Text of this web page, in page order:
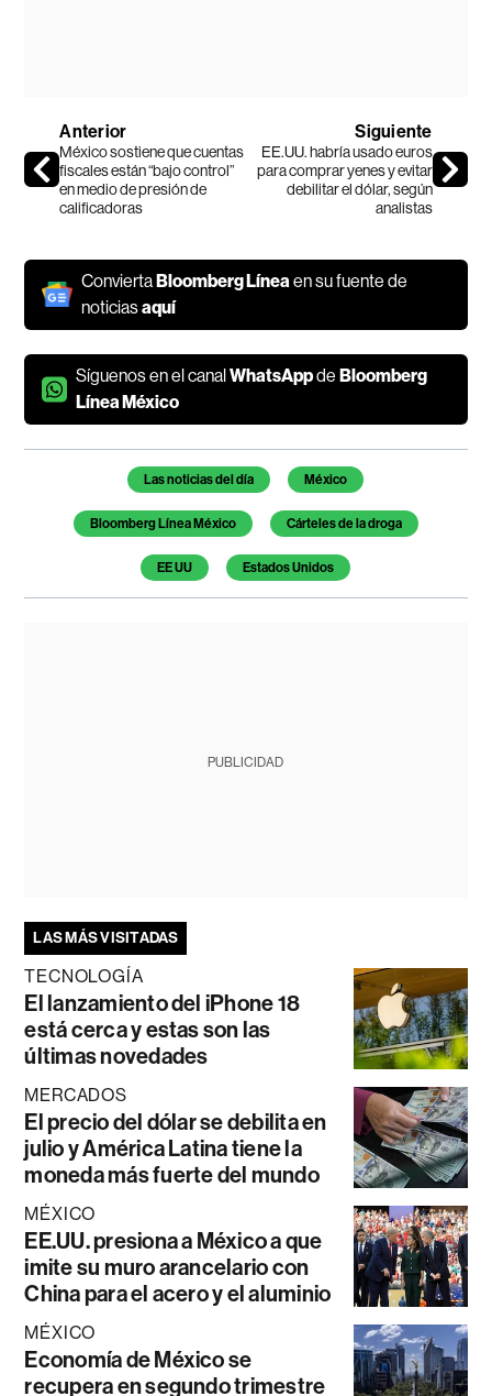
Anterior
México sostiene que cuentas
fiscales están “bajo control”
en medio de presión de
calificadoras
Siguiente
EE.UU. habría usado euros
para comprar yenes y evitar
debilitar el dólar, según
analistas
ConviertaBloomberg Línea en su fuente de
noticiasaquí
Síguenos en el canalWhatsAppdeBloomberg
Línea México
Temas de este artículo
Las noticias del día México
Bloomberg Línea México Cárteles de la droga
EE UU Estados Unidos
PUBLICIDAD
LAS MÁS VISITADAS
TECNOLOGÍA
El lanzamiento del iPhone 18
está cerca y estas son las
últimas novedades
MERCADOS
El precio del dólar se debilita en
julio y América Latina tiene la
moneda más fuerte del mundo
MÉXICO
EE.UU. presiona a México a que
imite su muro arancelario con
China para el acero y el aluminio
MÉXICO
Economía de México se
recupera en segundo trimestre